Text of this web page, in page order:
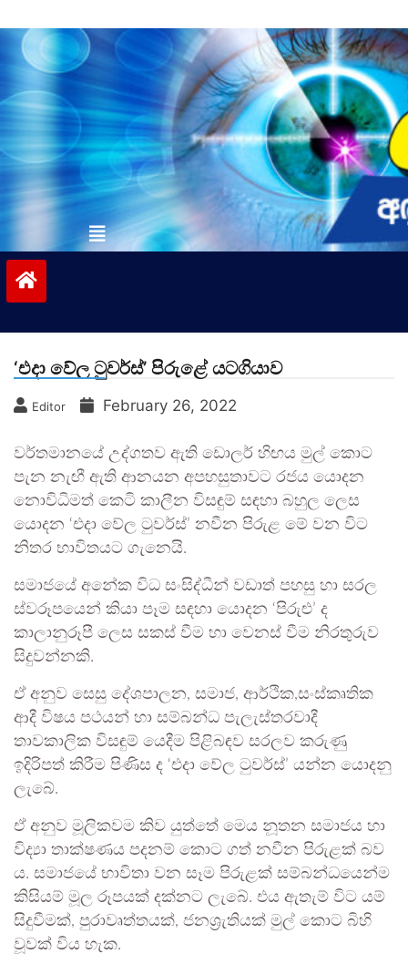
to
contentvinivida.lk
‘එදා වේල ටුවර්ස්’ පිරුළේ යටගියාව
Editor February 26, 2022
වර්තමානයේ උද්ගතව ඇති ඩොලර් හිඟය මුල් කොට
පැන නැඟී ඇති ආනයන අපහසුතාවට රජය යොදන
නොවිධිමත් කෙටි කාලීන විසඳුම් සඳහා බහුල ලෙස
යොදන ‘එදා වේල ටුවර්ස්’ නවීන පිරුළ මේ වන විට
නිතර භාවිතයට ගැනෙයි.
සමාජයේ අනේක විධ සංසිද්ධීන් වඩාත් පහසු හා සරල
ස්වරූපයෙන් කියා පෑම සඳහා යොදන ‘පිරුළු’ ද
කාලානුරූපී ලෙස සකස් වීම හා වෙනස් වීම නිරතුරුව
සිදුවන්නකි.
ඒ අනුව සෙසු දේශපාලන, සමාජ, ආර්ථික,සංස්කෘතික
ආදී විෂය පථයන් හා සම්බන්ධ පැලැස්තරවාදී
තාවකාලික විසඳුම් යෙදීම පිළිබඳව සරලව කරුණු
ඉදිරිපත් කිරීම පිණිස ද ‘එදා වේල ටුවර්ස්’ යන්න යොදනු
ලැබේ.
ඒ අනුව මූලිකවම කිව යුත්තේ මෙය නූතන සමාජය හා
විද්‍යා තාක්ෂණය පදනම් කොට ගත් නවීන පිරුළක් බව
ය. සමාජයේ භාවිතා වන සෑම පිරුළක් සම්බන්ධයෙන්ම
කිසියම් මූල රූපයක් දක්නට ලැබේ. එය ඇතැම් විට යම්
සිදුවීමක්, පුරාවෘත්තයක්, ජනශ්‍රැතියක් මුල් කොට බිහි
වූවක් විය හැක.